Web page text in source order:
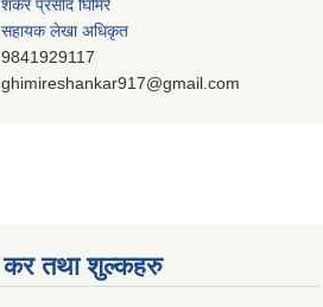
शंकर प्रसाद घिमिरे
सहायक लेखा अधिकृत
9841929117
ghimireshankar917@gmail.com
कर तथा शुल्कहरु